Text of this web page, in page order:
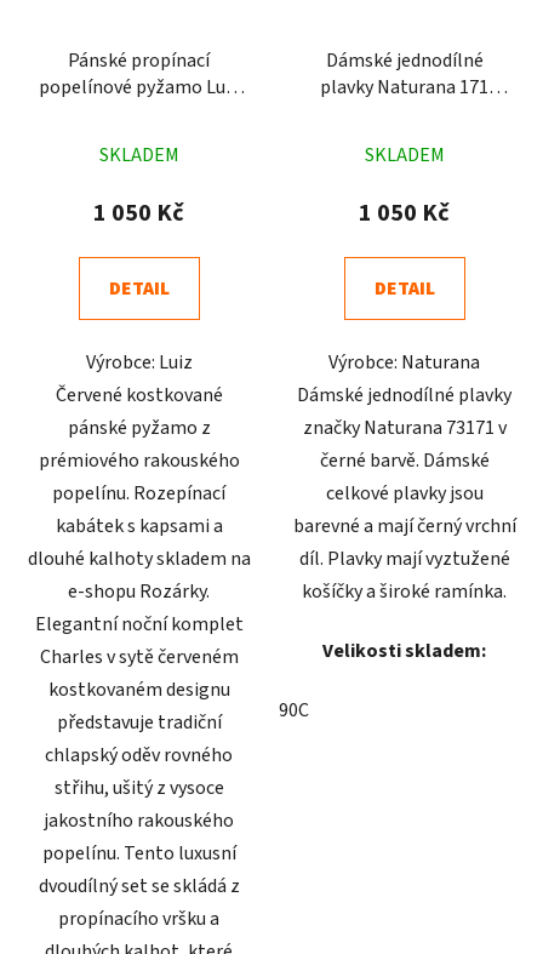
Pánské propínací
popelínové pyžamo Luiz
hodnocení
produktu
4,5
z
hvězdiček.
SKLADEM
1 050 Kč
DETAIL
Výrobce: Luiz
Červené kostkované
pánské pyžamo z
prémiového rakouského
popelínu. Rozepínací
kabátek s kapsami a
dlouhé kalhoty skladem na
e-shopu Rozárky.
Elegantní noční komplet
Charles v sytě červeném
kostkovaném designu
představuje tradiční
chlapský oděv rovného
střihu, ušitý z vysoce
jakostního rakouského
popelínu. Tento luxusní
dvoudílný set se skládá z
propínacího vršku a
Dámské jednodílné
plavky Naturana 171
hodnocení
produktu
3,8
z
hvězdiček.
SKLADEM
1 050 Kč
DETAIL
Výrobce: Naturana
Dámské jednodílné plavky
značky Naturana 73171 v
černé barvě. Dámské
celkové plavky jsou
barevné a mají černý vrchní
díl. Plavky mají vyztužené
košíčky a široké ramínka.
Velikosti skladem:
90C